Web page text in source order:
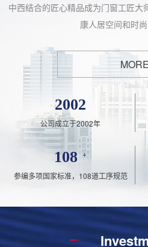
中西结合的匠心精品成为门窗工匠
康人居空间和时尚
MORE
2002
公司成立于2002年
108 +
参编多项国家标准，108道工序规范